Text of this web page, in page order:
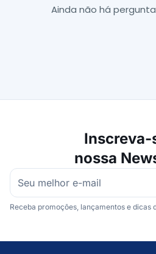
Ainda não há
Inscreva-
nossa
Receba promoções, lançamentos e dicas